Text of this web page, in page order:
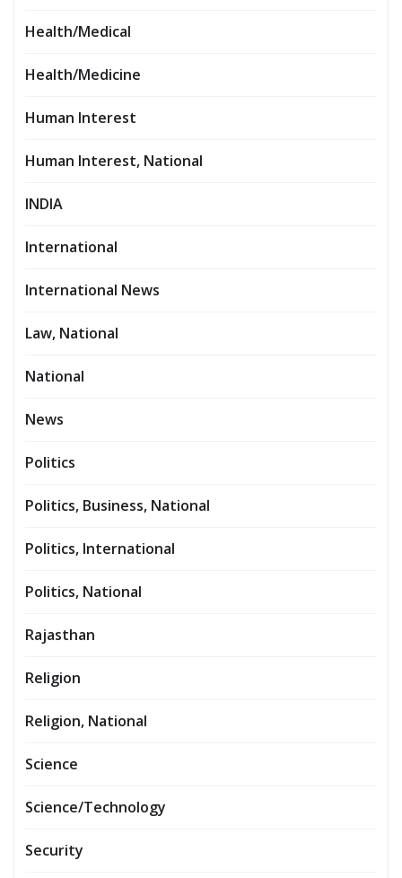
Health/Medical
Health/Medicine
Human Interest
Human Interest, National
INDIA
International
International News
Law, National
National
News
Politics
Politics, Business, National
Politics, International
Politics, National
Rajasthan
Religion
Religion, National
Science
Science/Technology
Security